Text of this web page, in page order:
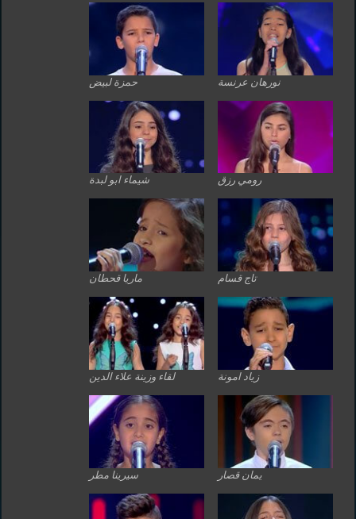
نورهان عرنسة حمزة لبيض
رومي رزق شيماء ابو لبدة
تاج قسام ماريا قحطان
زياد امونة لقاء وزينة علاء الدين
يمان قصار سيرينا مطر